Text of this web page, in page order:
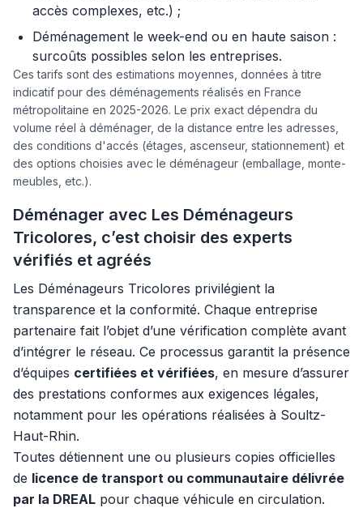
accès complexes, etc.) ;
Déménagement le week-end ou en haute saison :
surcoûts possibles selon les entreprises.
Ces tarifs sont des estimations moyennes, données à titre
indicatif pour des déménagements réalisés en France
métropolitaine en 2025-2026. Le prix exact dépendra du
volume réel à déménager, de la distance entre les adresses,
des conditions d'accés (étages, ascenseur, stationnement) et
des options choisies avec le déménageur (emballage, monte-
meubles, etc.).
Déménager avec Les Déménageurs
Tricolores, c’est choisir des experts
vérifiés et agréés
Les Déménageurs Tricolores privilégient la
transparence et la conformité. Chaque entreprise
partenaire fait l’objet d’une vérification complète avant
d’intégrer le réseau. Ce processus garantit la présence
d’équipes certifiées et vérifiées, en mesure d’assurer
des prestations conformes aux exigences légales,
notamment pour les opérations réalisées à Soultz-
Haut-Rhin.
Toutes détiennent une ou plusieurs copies officielles
de licence de transport ou communautaire délivrée
par la DREAL pour chaque véhicule en circulation.